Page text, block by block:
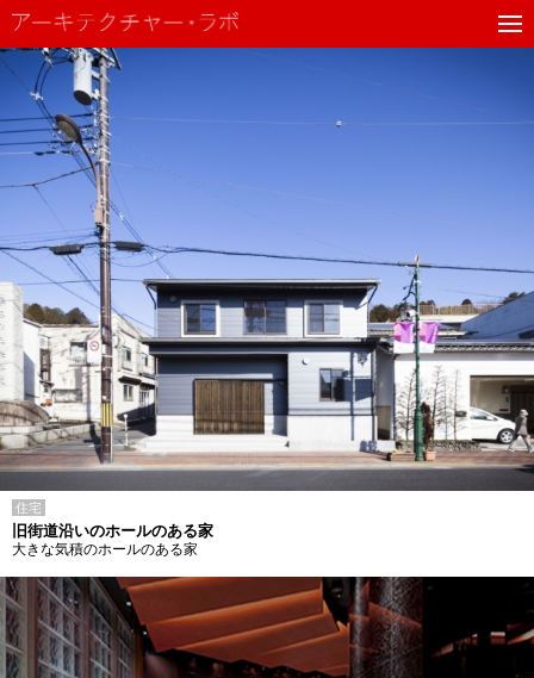
住宅
旧街道沿いのホールのある家
大きな気積のホールのある家